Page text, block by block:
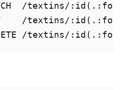
/textins/
/textins/
/textins/